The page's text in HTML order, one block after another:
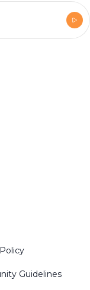
Guidelines